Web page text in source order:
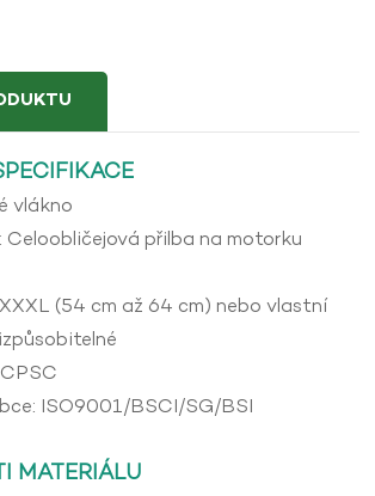
vlákno
Celoobličejová přilba na motorku
(54 cm až 64 cm) nebo vlastní
ISO9001/BSCI/SG/BSI
MATERIÁLU